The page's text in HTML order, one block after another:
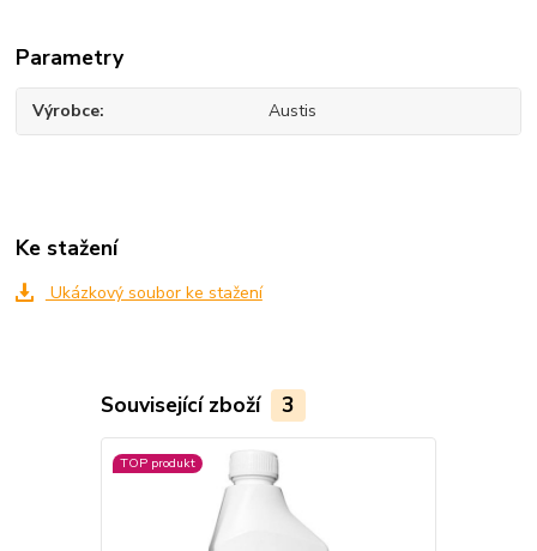
Parametry
Výrobce Austis
Ke stažení
Ukázkový soubor ke stažení
Související zboží 3
TOP produkt